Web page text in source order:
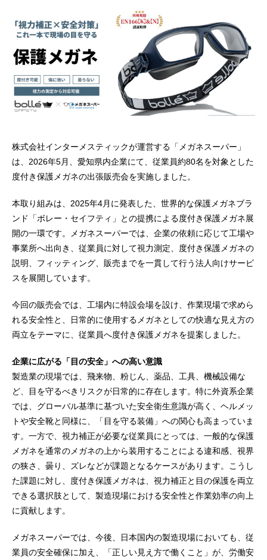
株式会社インターメスティックが運営する「メガネスーパー」
は、2026年5月、愛知県内企業にて、従業員約80名を対象とした
度付き保護メガネの出張販売会を実施しました。
本取り組みは、2025年4月に発表した、世界的な保護メガネブラ
ンド「ボレー・セイフティ」との提携による度付き保護メガネ展
開の一環です。メガネスーパーでは、企業の依頼に応じて工場や
事業所へ出向き、従業員に対して視力測定、度付き保護メガネの
説明、フィッティング、販売までを一貫して行う法人向けサービ
スを展開しています。
今回の販売会では、工場内に特設会場を設け、作業現場で求めら
れる安全性と、日常的に使用するメガネとしての快適な見え方の
両立をテーマに、従業員へ度付き保護メガネを提案しました。
企業に広がる「目の安全」への高い意識
製造業の現場では、飛来物、粉じん、薬品、工具、機械設備な
ど、目を守るべきリスクが日常的に存在します。特に外資系企業
では、グローバル基準に基づいた安全衛生意識が高く、ヘルメッ
トや安全靴と同様に、「目を守る装備」への関心も高まっていま
す。一方で、視力補正が必要な従業員にとっては、一般的な保護
メガネを通常のメガネの上から装用することによる違和感、視界
の狭さ、曇り、ズレなどが課題となるケースがあります。こうし
た課題に対し、度付き保護メガネは、視力補正と目の保護を両立
できる選択肢として、製造現場における安全性と作業効率の向上
に貢献します。
メガネスーパーでは、今後、日本国内の製造現場においても、従
業員の安全確保に加え、「正しい見え方で働くこと」が、労働安